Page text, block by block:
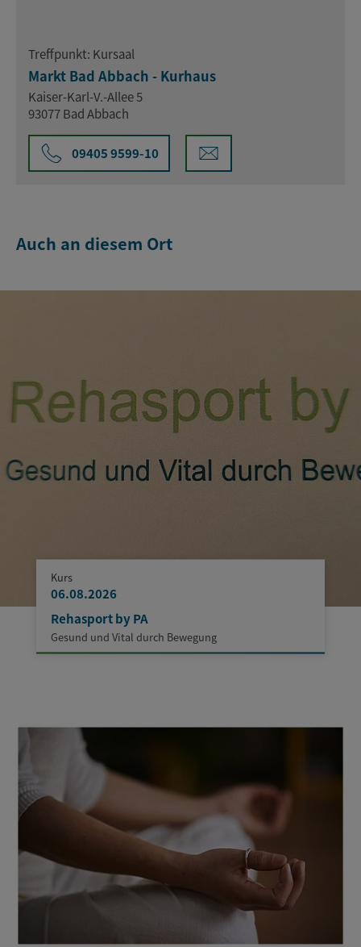
Treffpunkt: Kursaal
Markt Bad Abbach - Kurhaus
Kaiser-Karl-V.-Allee 5
93077 Bad Abbach
09405 9599-10
Auch an diesem Ort
Kurs
06.08.2026
Rehasport by PA
Gesund und Vital durch Bewegung